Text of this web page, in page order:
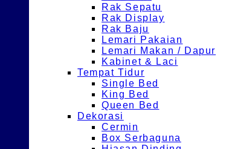
Rak Sepatu
Rak Display
Rak Baju
Lemari Pakaian
Lemari Makan / Dapur
Kabinet & Laci
Tempat Tidur
Single Bed
King Bed
Queen Bed
Dekorasi
Cermin
Box Serbaguna